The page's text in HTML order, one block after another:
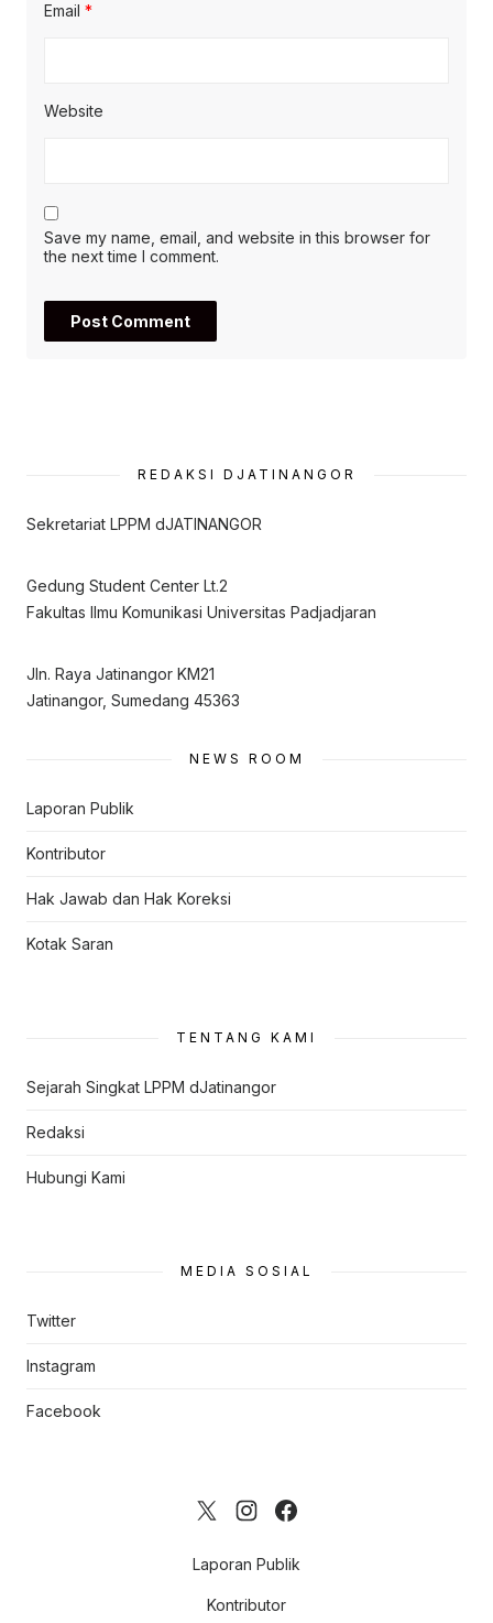
Email *
Website
Save my name, email, and website in this browser for
the next time I comment.
REDAKSI DJATINANGOR
Sekretariat LPPM dJATINANGOR
Gedung Student Center Lt.2
Fakultas Ilmu Komunikasi Universitas Padjadjaran
Jln. Raya Jatinangor KM21
Jatinangor, Sumedang 45363
NEWS ROOM
Laporan Publik
Kontributor
Hak Jawab dan Hak Koreksi
Kotak Saran
TENTANG KAMI
Sejarah Singkat LPPM dJatinangor
Redaksi
Hubungi Kami
MEDIA SOSIAL
Twitter
Instagram
Facebook
Laporan Publik
Kontributor